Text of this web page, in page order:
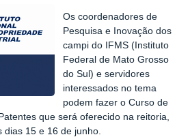
Os coordenadores de
Pesquisa e Inovação dos
campi do IFMS (Instituto
Federal de Mato Grosso
do Sul) e servidores
interessados no tema
podem fazer o Curso de
que será oferecido na reitoria,
dias 15 e 16 de junho.